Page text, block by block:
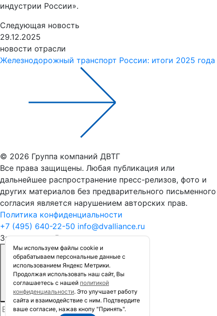
Мы используем файлы сookie и
обрабатываем персональные данные с
использованием Яндекс Метрики.
Продолжая использовать наш сайт, Вы
соглашаетесь с нашей политикой
конфиденциальности. Это улучшает работу
сайта и взаимодействие с ним. Подтвердите
ваше согласие, нажав кнопу "Принять".
индустрии России».
Следующая новость
29.12.2025
новости отрасли
Железнодорожный транспорт России: итоги 2025 года
© 2026 Группа компаний ДВТГ
Все права защищены. Любая публикация или
дальнейшее распространение пресс-релизов, фото и
других материалов без предварительного письменного
согласия является нарушением авторских прав.
Политика конфиденциальности
+7 (495) 640-22-50 info@dvalliance.ru
Заказать расчёт стоимости